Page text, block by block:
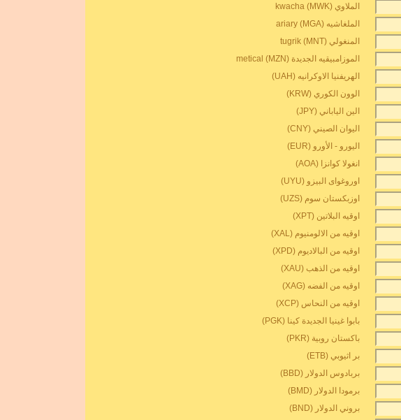
الملاوي kwacha (MWK)
الملغاشيه ariary (MGA)
المنغولي tugrik (MNT)
الموزامبيقيه الجديدة metical (MZN)
الهريفنيا الاوكرانيه (UAH)
الوون الكوري (KRW)
الين الياباني (JPY)
اليوان الصيني (CNY)
اليورو - الأورو (EUR)
انغولا كوانزا (AOA)
اوروغواى البيزو (UYU)
اوزبكستان سوم (UZS)
اوقيه البلاتين (XPT)
اوقيه من الالومنيوم (XAL)
اوقيه من البالاديوم (XPD)
اوقيه من الذهب (XAU)
اوقيه من الفضه (XAG)
اوقيه من النحاس (XCP)
بابوا غينيا الجديدة كينا (PGK)
باكستان روبية (PKR)
بر اثيوبي (ETB)
بربادوس الدولار (BBD)
برمودا الدولار (BMD)
بروني الدولار (BND)